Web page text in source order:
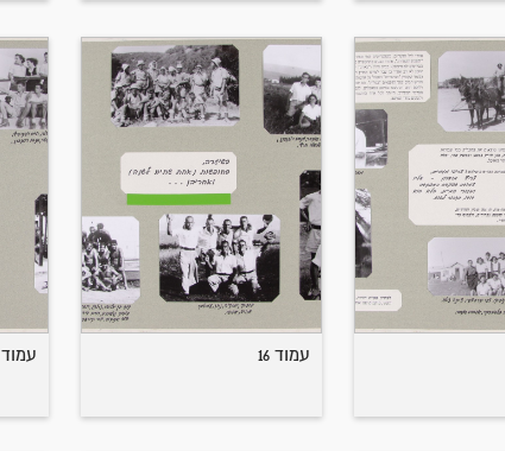
עמוד 16 עמוד 17